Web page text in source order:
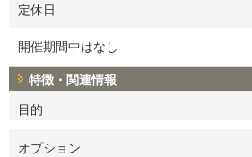
定休日
開催期間中はなし
特徴・関連情報
目的
オプション